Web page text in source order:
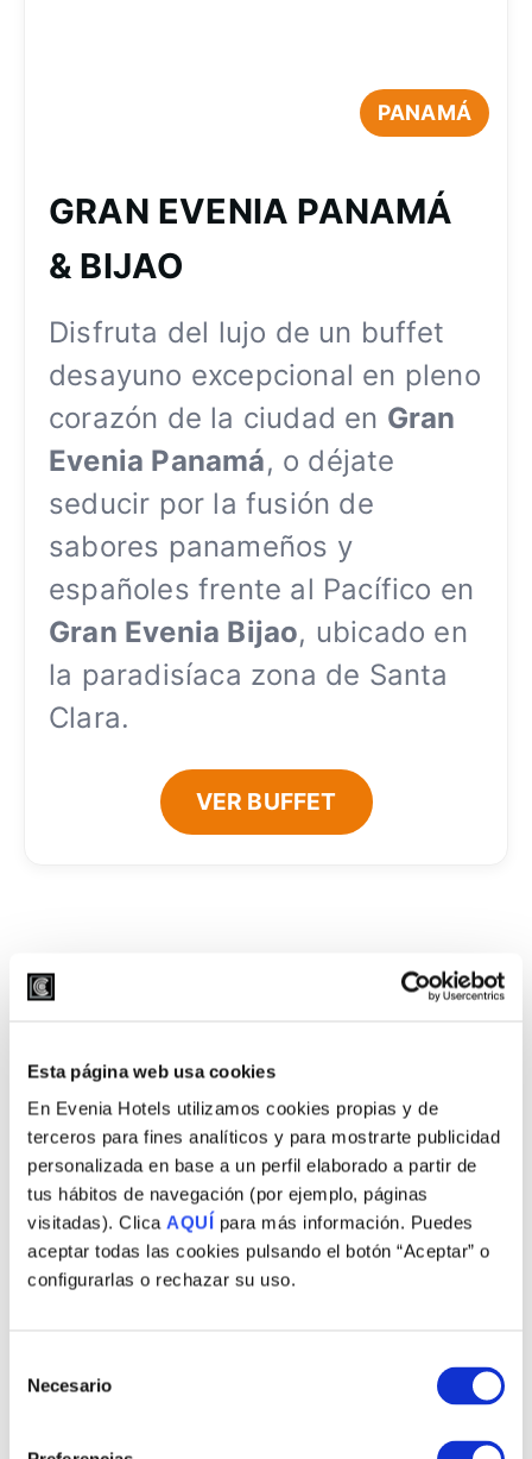
Esta página web usa cookies
En Evenia Hotels utilizamos cookies propias y de
terceros para fines analíticos y para mostrarte publicidad
personalizada en base a un perfil elaborado a partir de
tus hábitos de navegación (por ejemplo, páginas
visitadas). Clica AQUÍ para más información. Puedes
aceptar todas las cookies pulsando el botón “Aceptar” o
configurarlas o rechazar su uso.
Necesario
PANAMÁ
GRAN EVENIA PANAMÁ
& BIJAO
Disfruta del lujo de un buffet
desayuno excepcional en pleno
corazón de la ciudad en Gran
Evenia Panamá, o déjate
seducir por la fusión de
sabores panameños y
españoles frente al Pacífico en
Gran Evenia Bijao, ubicado en
la paradisíaca zona de Santa
Clara.
VER BUFFET
Buffet Libre en
Barcelona: Calidad
en el Centro de la
Ciudad
hoteles con buffet libre en